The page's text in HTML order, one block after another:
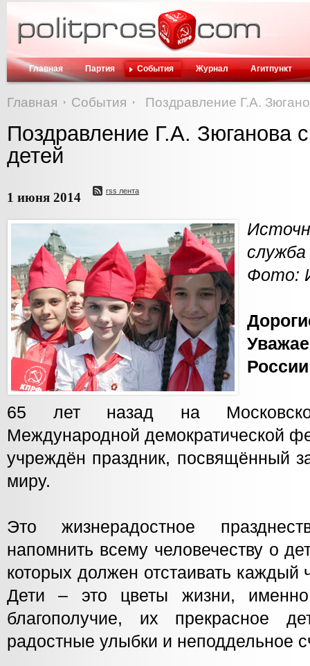
Главная Партия События Журнал Агитпункт
Главная События Поздравление Г.А.
Поздравление Г.А. Зюганова
детей
1 июня 2014 rss лента
Фото:
65 лет назад на
Международной демократической
учреждён праздник, посвящённый
миру.
Это жизнерадостное
напомнить всему человечеству о
которых должен отстаивать каждый
Дети – это цветы жизни,
благополучие, их прекрасное
радостные улыбки и неподдельное